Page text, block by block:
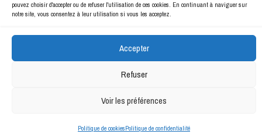
pouvez choisir d'accepter ou de refuser l'utilisation de ces cookies. En continuant à naviguer sur
notre site, vous consentez à leur utilisation si vous les acceptez.
Accepter
Refuser
Voir les préférences
Politique de cookiesPolitique de confidentialité